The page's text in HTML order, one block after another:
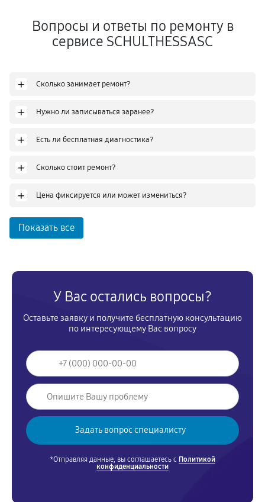
Вопросы и ответы по ремонту в
сервисе SCHULTHESSASC
+ Сколько занимает ремонт?
+ Нужно ли записываться заранее?
+ Есть ли бесплатная диагностика?
+ Сколько стоит ремонт?
+ Цена фиксируется или может измениться?
Показать все
У Вас остались вопросы?
Оставьте заявку и получите бесплатную консультацию
по интересующему Вас вопросу
*Отправляя данные, вы соглашаетесь с Политикой
конфиденциальности